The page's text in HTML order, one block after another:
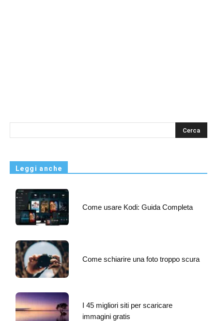
s
Leggi anche
Come usare Kodi: Guida Completa
Come schiarire una foto troppo scura
I 45 migliori siti per scaricare
immagini gratis